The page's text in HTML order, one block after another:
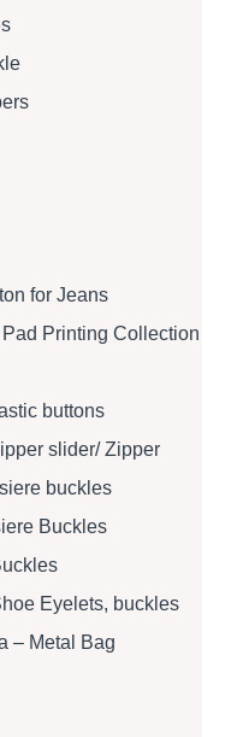
for Jeans
Printing Collection
buttons
slider/ Zipper
buckles
Buckles
Eyelets, buckles
– Metal Bag